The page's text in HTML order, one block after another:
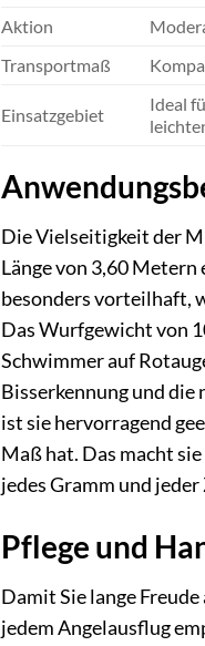
Aktion
Transportmaß
Einsatzgebiet
Ideal
Die Vielseitigkeit der
Länge von 3,60
besonders vorteilhaft,
Das Wurfgewicht von
Schwimmer auf
Bisserkennung und
ist sie hervorragend
Maß hat. Das macht
jedes Gramm und
Pflege und
Damit Sie lange
jedem Angelausflug